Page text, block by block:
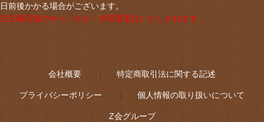
日前後かかる場合がございます。
注文確定後のキャンセル・内容変更はいたしかねます。
会社概要 特定商取引法に関する記述
プライバシーポリシー 個人情報の取り扱いについて
Z会グループ